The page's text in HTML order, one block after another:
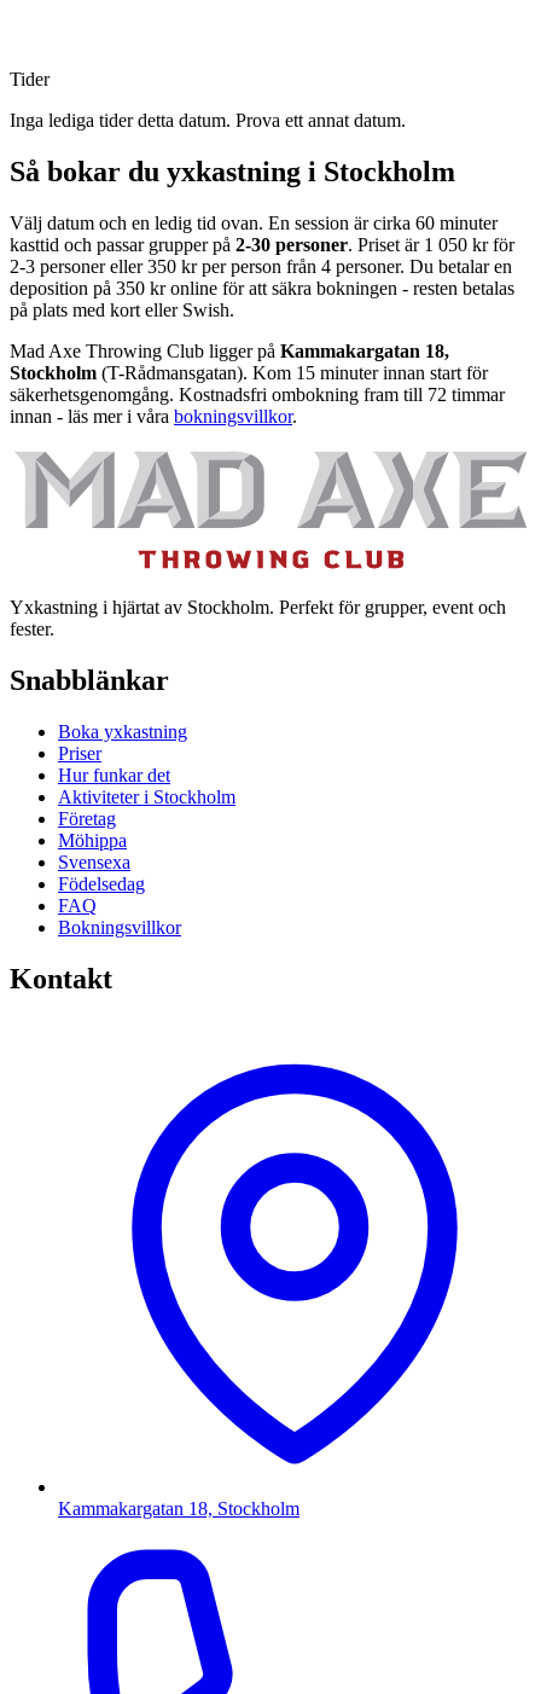
Tider
Inga lediga tider detta datum. Prova ett annat datum.
Så bokar du yxkastning i Stockholm
Välj datum och en ledig tid ovan. En session är cirka 60 minuter
kasttid och passar grupper på 2-30 personer. Priset är 1 050 kr för
2-3 personer eller 350 kr per person från 4 personer. Du betalar en
deposition på 350 kr online för att säkra bokningen - resten betalas
på plats med kort eller Swish.
Mad Axe Throwing Club ligger på Kammakargatan 18,
Stockholm (T-Rådmansgatan). Kom 15 minuter innan start för
säkerhetsgenomgång. Kostnadsfri ombokning fram till 72 timmar
innan - läs mer i våra bokningsvillkor.
Yxkastning i hjärtat av Stockholm. Perfekt för grupper, event och
fester.
Snabblänkar
Boka yxkastning
Priser
Hur funkar det
Aktiviteter i Stockholm
Företag
Möhippa
Svensexa
Födelsedag
FAQ
Bokningsvillkor
Kontakt
Kammakargatan 18, Stockholm